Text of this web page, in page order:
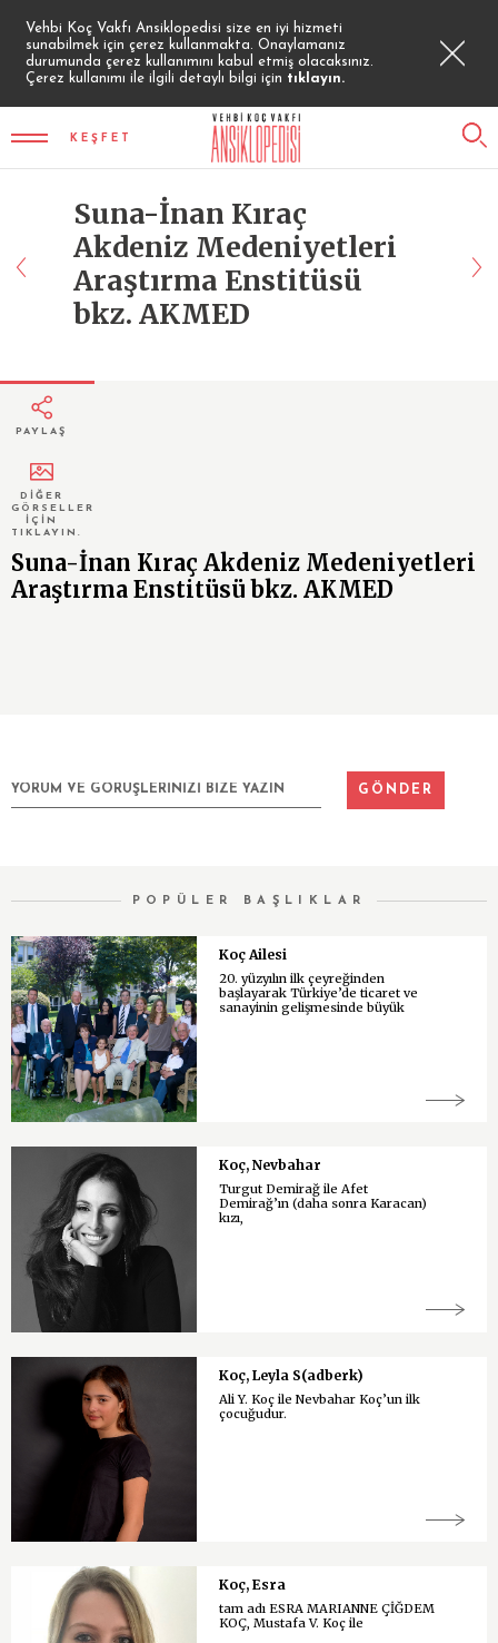
Vehbi Koç Vakfı Ansiklopedisi size en iyi hizmeti
sunabilmek için çerez kullanmakta. Onaylamanız
durumunda çerez kullanımını kabul etmiş olacaksınız.
Çerez kullanımı ile ilgili detaylı bilgi için tıklayın.
KEŞFET
Suna-İnan Kıraç
Akdeniz Medeniyetleri
Araştırma Enstitüsü
bkz. AKMED
PAYLAŞ
DİĞER
GÖRSELLER
İÇİN
TIKLAYIN.
Suna-İnan Kıraç Akdeniz Medeniyetleri
Araştırma Enstitüsü bkz. AKMED
POPÜLER BAŞLIKLAR
Koç Ailesi
20. yüzyılın ilk çeyreğinden
başlayarak Türkiye’de ticaret ve
sanayinin gelişmesinde büyük
Koç, Nevbahar
Turgut Demirağ ile Afet
Demirağ’ın (daha sonra Karacan)
kızı,
Koç, Leyla S(adberk)
Ali Y. Koç ile Nevbahar Koç’un ilk
çocuğudur.
Koç, Esra
tam adı ESRA MARIANNE ÇİĞDEM
KOÇ, Mustafa V. Koç ile